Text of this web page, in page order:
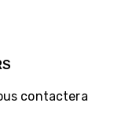
contactera